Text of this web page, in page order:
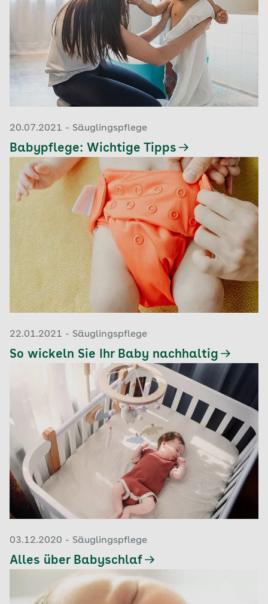
20.07.2021 - Säuglingspflege
Babypflege: Wichtige Tipps
22.01.2021 - Säuglingspflege
So wickeln Sie Ihr Baby nachhaltig
03.12.2020 - Säuglingspflege
Alles über Babyschlaf